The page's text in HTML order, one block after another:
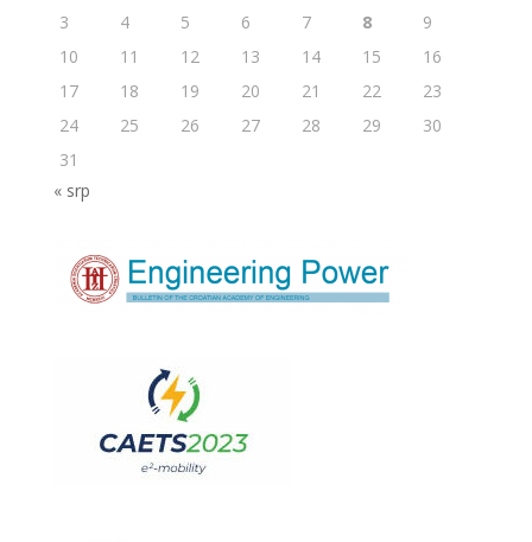
3
4 5 6 7 8
9
10
11 12 13 14 15
16
17
18 19 20 21 22
23
24
25 26 27 28 29
30
31
« srp